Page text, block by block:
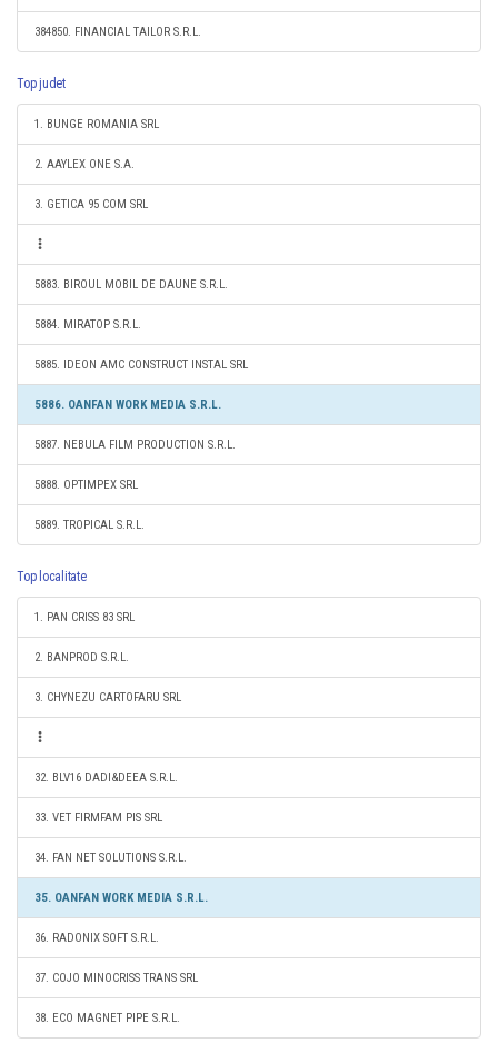
384850. FINANCIAL TAILOR S.R.L.
Top judet
1. BUNGE ROMANIA SRL
2. AAYLEX ONE S.A.
3. GETICA 95 COM SRL
5883. BIROUL MOBIL DE DAUNE S.R.L.
5884. MIRATOP S.R.L.
5885. IDEON AMC CONSTRUCT INSTAL SRL
5886. OANFAN WORK MEDIA S.R.L.
5887. NEBULA FILM PRODUCTION S.R.L.
5888. OPTIMPEX SRL
5889. TROPICAL S.R.L.
Top localitate
1. PAN CRISS 83 SRL
2. BANPROD S.R.L.
3. CHYNEZU CARTOFARU SRL
32. BLV16 DADI&DEEA S.R.L.
33. VET FIRMFAM PIS SRL
34. FAN NET SOLUTIONS S.R.L.
35. OANFAN WORK MEDIA S.R.L.
36. RADONIX SOFT S.R.L.
37. COJO MINOCRISS TRANS SRL
38. ECO MAGNET PIPE S.R.L.